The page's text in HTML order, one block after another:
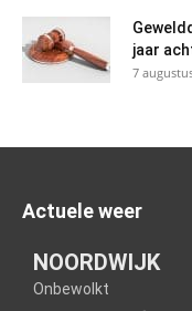
jaar
7
Actuele weer
NOORDWIJK
Onbewolkt